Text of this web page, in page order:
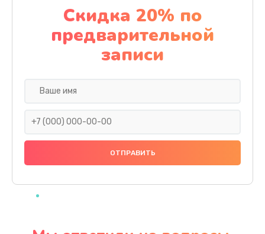
Замена материнской платы
1100 руб.
Заказать
Замена праймера
1000 руб.
Скидка 20% по
предварительной
записи